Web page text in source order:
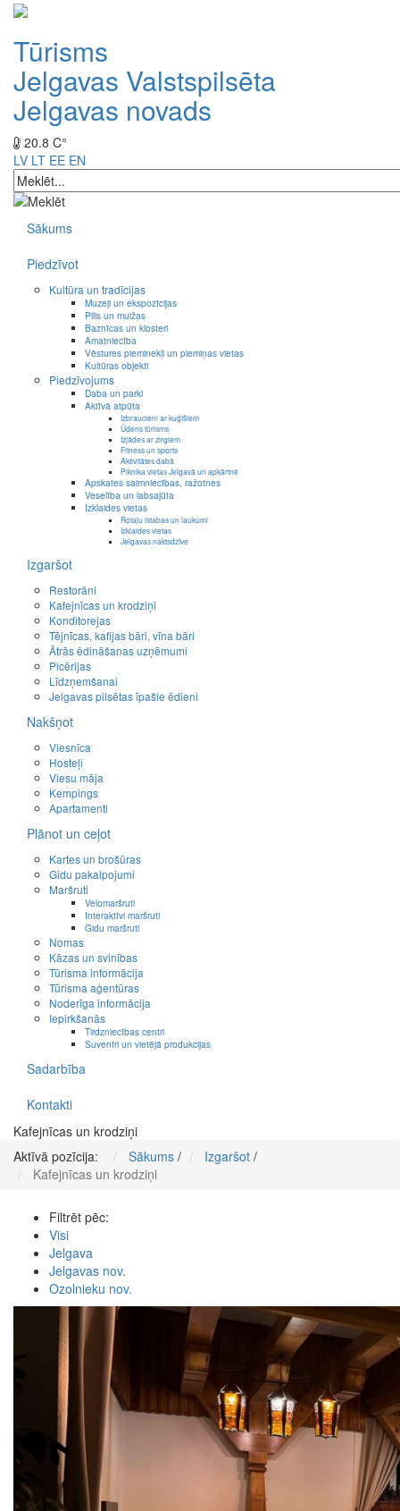
Tūrisms
Jelgavas Valstspilsēta
Jelgavas novads
20.8 C°
LV LT EE EN
Sākums
Piedzīvot
Kultūra un tradīcijas
Muzeji un ekspozīcijas
Pilis un muižas
Baznīcas un klosteri
Amatniecība
Vēstures pieminekļi un piemiņas vietas
Kultūras objekti
Piedzīvojums
Daba un parki
Aktīvā atpūta
Izbraucieni ar kuģīšiem
Ūdens tūrisms
Izjādes ar zirgiem
Fitness un sports
Aktivitātes dabā
Piknika vietas Jelgavā un apkārtnē
Apskates saimniecības, ražotnes
Veselība un labsajūta
Izklaides vietas
Rotaļu istabas un laukumi
Izklaides vietas
Jelgavas naktsdzīve
Izgaršot
Restorāni
Kafejnīcas un krodziņi
Konditorejas
Tējnīcas, kafijas bāri, vīna bāri
Ātrās ēdināšanas uzņēmumi
Picērijas
Līdzņemšanai
Jelgavas pilsētas īpašie ēdieni
Nakšņot
Viesnīca
Hosteļi
Viesu māja
Kempings
Apartamenti
Plānot un ceļot
Kartes un brošūras
Gidu pakalpojumi
Maršruti
Velomaršruti
Interaktīvi maršruti
Gidu maršruti
Nomas
Kāzas un svinības
Tūrisma informācija
Tūrisma aģentūras
Noderīga informācija
Iepirkšanās
Tirdzniecības centri
Suvenīri un vietējā produkcijas
Sadarbība
Kontakti
Kafejnīcas un krodziņi
Aktīvā pozīcija:
Sākums / Izgaršot /
Kafejnīcas un krodziņi
Filtrēt pēc:
Visi
Jelgava
Jelgavas nov.
Ozolnieku nov.